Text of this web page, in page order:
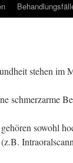
stehen im
schmerzarme
sowohl